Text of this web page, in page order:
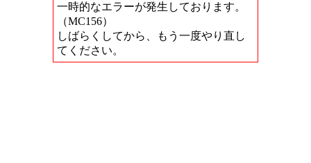
一時的なエラーが発生しております。
（MC156）
しばらくしてから、もう一度やり直し
てください。